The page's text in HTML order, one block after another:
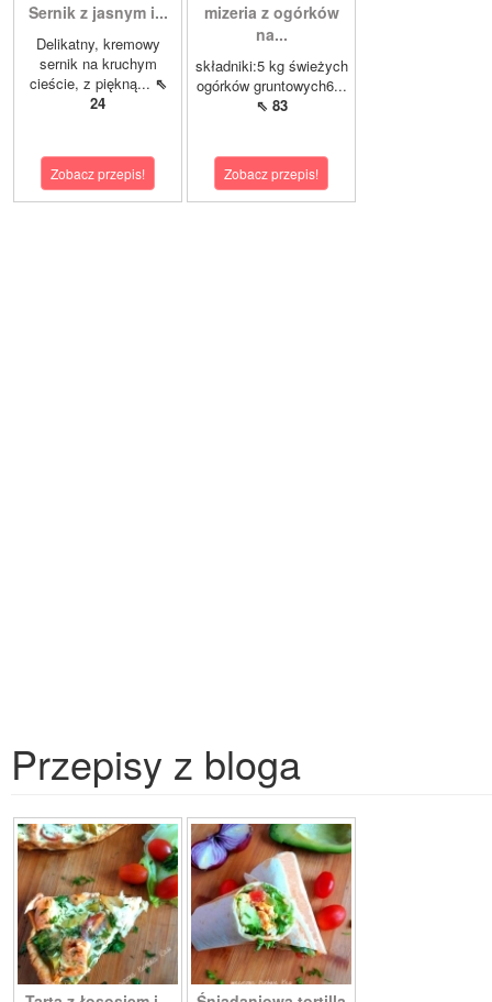
Sernik z jasnym i...
Delikatny, kremowy
sernik na kruchym
cieście, z piękną... ⇖
24
Zobacz przepis!
mizeria z ogórków
na...
składniki:5 kg świeżych
ogórków gruntowych6...
⇖ 83
Zobacz przepis!
Przepisy z bloga